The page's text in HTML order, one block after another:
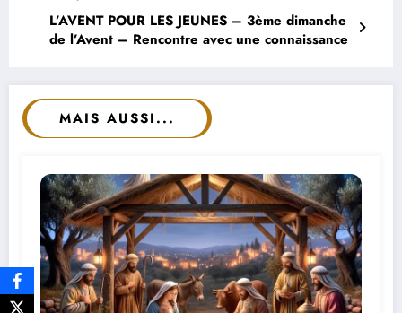
L’AVENT POUR LES JEUNES – 3ème dimanche
de l’Avent – Rencontre avec une connaissance
MAIS AUSSI...